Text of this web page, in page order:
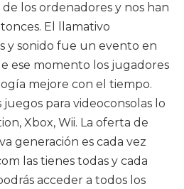
los ordenadores y nos han
El llamativo
y sonido fue un evento en
ese momento los jugadores
mejore con el tiempo.
juegos para videoconsolas lo
Xbox, Wii. La oferta de
generación es cada vez
las tienes todas y cada
acceder a todos los